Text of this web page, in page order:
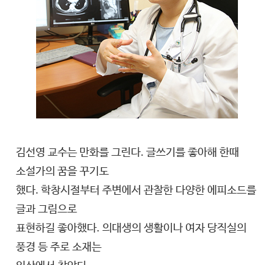
김선영 교수는 만화를 그린다. 글쓰기를 좋아해 한때
소설가의 꿈을 꾸기도
했다. 학창시절부터 주변에서 관찰한 다양한 에피소드를
글과 그림으로
표현하길 좋아했다. 의대생의 생활이나 여자 당직실의
풍경 등 주로 소재는